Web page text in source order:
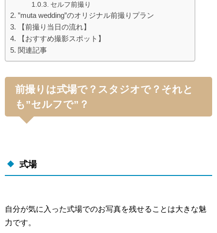
セルフ前撮り
”muta wedding”のオリジナル前撮りプラン
【前撮り当日の流れ】
【おすすめ撮影スポット】
関連記事
前撮りは式場で？スタジオで？それと
も”セルフで”？
式場
自分が気に入った式場でのお写真を残せることは大きな魅
力です。